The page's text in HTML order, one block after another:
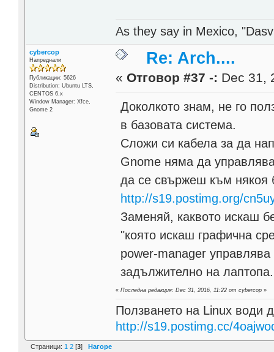
As they say in Mexico,
cybercop
Напреднали
Публикации: 5626
Distribution: Ubuntu LTS,
CENTOS 6.x
Window Manager: Xfce,
Gnome 2
Re: Arch....
« Отговор #37 -: Dec 31,
Доколкото знам, не го
в базовата система.
Сложи си кабела за да
Gnome няма да
да се свържеш към някоя
http://s19.postimg.org/
Заменяй, каквото искаш
"която искаш графична
power-manager управлява
задължително на
«Последна редакция: Dec 31, 2016, 11:22 от cybercop »
Ползването на Linux води
http://s19.postimg.cc/
Страници: 1 2 [3] Нагоре